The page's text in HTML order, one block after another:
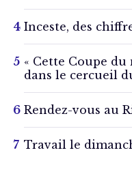
Inceste, des
« Cette Coupe
dans le cercueil
Rendez-vous au
Travail le